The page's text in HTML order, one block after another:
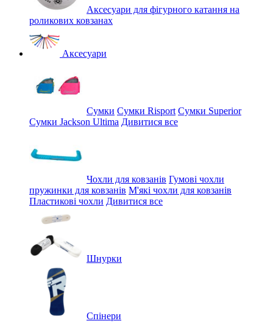
Аксесуари для фігурного катання на
роликових ковзанах
Аксесуари
Сумки Сумки Risport Сумки Superior
Сумки Jackson Ultima Дивитися все
Чохли для ковзанів Гумові чохли
пружинки для ковзанів М'які чохли для ковзанів
Пластикові чохли Дивитися все
Шнурки
Спінери